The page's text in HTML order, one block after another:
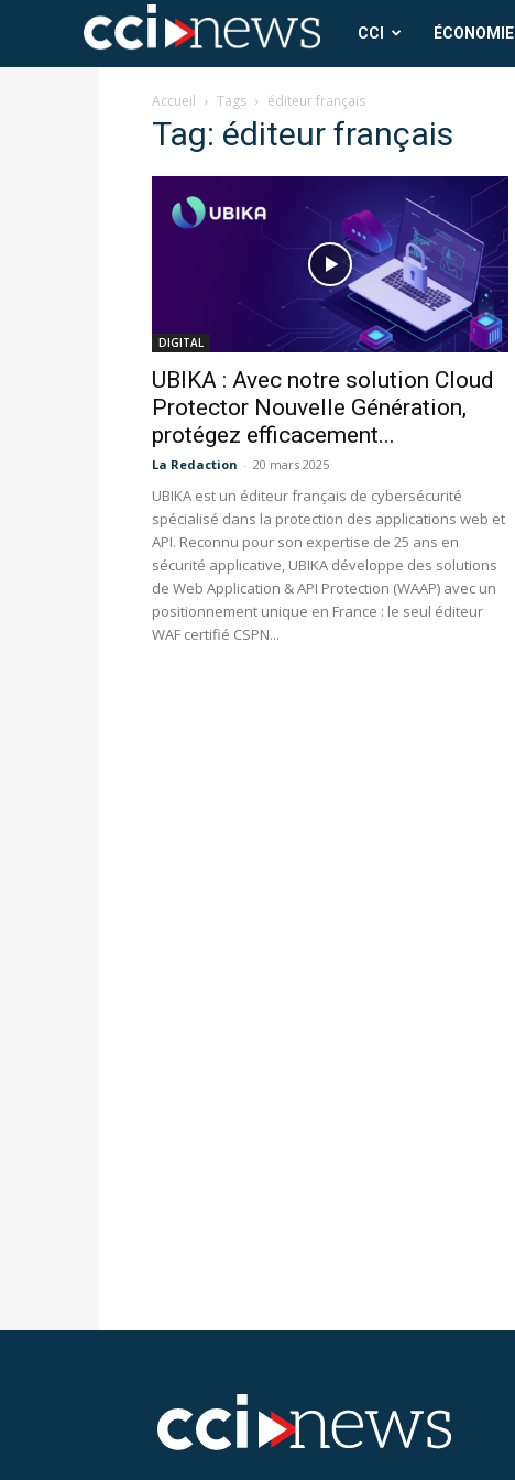
CCI
News
CCI ÉCONOMIE
Accueil Tags éditeur français
Tag: éditeur français
DIGITAL
UBIKA : Avec notre solution Cloud
Protector Nouvelle Génération,
protégez efficacement...
La Redaction - 20 mars 2025
UBIKA est un éditeur français de cybersécurité
spécialisé dans la protection des applications web et
API. Reconnu pour son expertise de 25 ans en
sécurité applicative, UBIKA développe des solutions
de Web Application & API Protection (WAAP) avec un
positionnement unique en France : le seul éditeur
WAF certifié CSPN...